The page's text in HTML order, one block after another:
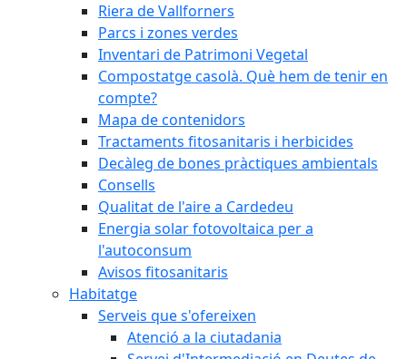
Riera de Vallforners
Parcs i zones verdes
Inventari de Patrimoni Vegetal
Compostatge casolà. Què hem de tenir en
compte?
Mapa de contenidors
Tractaments fitosanitaris i herbicides
Decàleg de bones pràctiques ambientals
Consells
Qualitat de l'aire a Cardedeu
Energia solar fotovoltaica per a
l'autoconsum
Avisos fitosanitaris
Habitatge
Serveis que s'ofereixen
Atenció a la ciutadania